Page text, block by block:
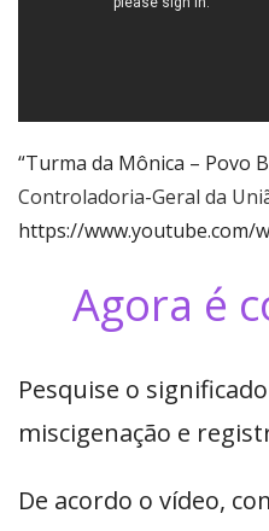
“Turma da Mônica – Povo
Controladoria-Geral da
https://www.youtube.com/
Agora é
Pesquise o
miscigenação e
De acordo o vídeo,